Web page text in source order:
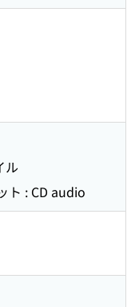
ル
ト : CD audio